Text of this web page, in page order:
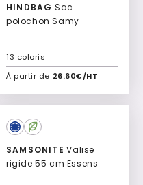
HINDBAG
polochon Samy
À partir de 26.60€/HT
13 coloris
Ajouter à mon devis
SAMSONITE Valise
rigide 55 cm Essens